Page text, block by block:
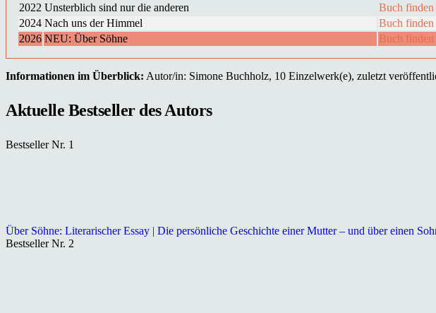
2022 Unsterblich sind nur die anderen
Buch finden
2024 Nach uns der Himmel
Buch finden
2026 NEU: Über Söhne Buch finden
Informationen im Überblick: Autor/in: Simone Buchholz, 10 Einzelwerk(e), zuletzt
Aktuelle Bestseller des Autors
Bestseller Nr. 1
Über Söhne: Literarischer Essay | Die persönliche Geschichte einer Mutter – und über einen
Bestseller Nr. 2